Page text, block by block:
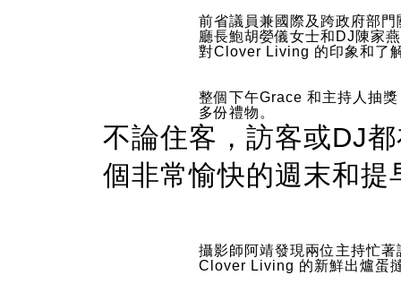
前省議員兼國際及跨政府部門
廳長鮑胡嫈儀女士和DJ陳家
對Clover Living 的印象和了
整個下午Grace 和主持人抽獎
多份禮物。
不論住客，訪客或DJ
個非常愉快的週末和提
攝影師阿靖發現兩位主持忙著
Clover Living 的新鮮出爐蛋